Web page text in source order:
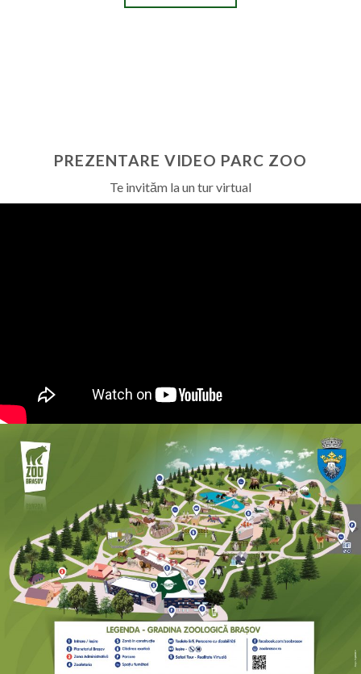
PREZENTARE VIDEO PARC ZOO
Te invităm la un tur virtual